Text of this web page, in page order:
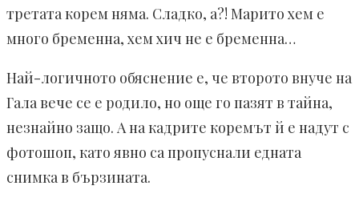
третата корем няма. Сладко, а?! Марито хем е
много бременна, хем хич не е бременна…
Най-логичното обяснение е, че второто внуче на
Гала вече се е родило, но още го пазят в тайна,
незнайно защо. А на кадрите коремът й е надут с
фотошоп, като явно са пропуснали едната
снимка в бързината.